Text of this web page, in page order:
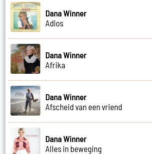
Dana Winner
Adios
Dana Winner
Afrika
Dana Winner
Afscheid van een vriend
Dana Winner
Alles in beweging